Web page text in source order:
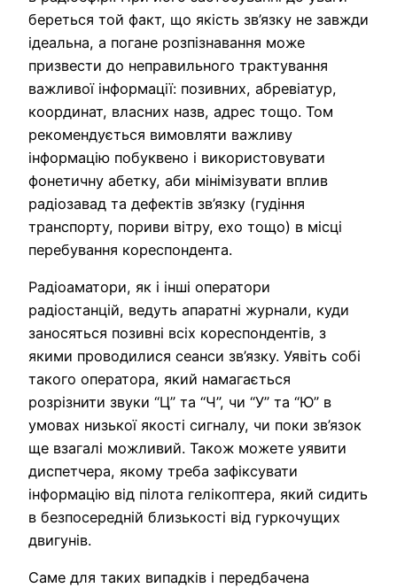
береться той факт, що якість зв’язку не завжди
ідеальна, а погане розпізнавання може
призвести до неправильного трактування
важливої інформації: позивних, абревіатур,
координат, власних назв, адрес тощо. Том
рекомендується вимовляти важливу
інформацію побуквено і використовувати
фонетичну абетку, аби мінімізувати вплив
радіозавад та дефектів зв’язку (гудіння
транспорту, пориви вітру, ехо тощо) в місці
перебування кореспондента.
Радіоаматори, як і інші оператори
радіостанцій, ведуть апаратні журнали, куди
заносяться позивні всіх кореспондентів, з
якими проводилися сеанси зв’язку. Уявіть собі
такого оператора, який намагається
розрізнити звуки “Ц” та “Ч”, чи “У” та “Ю” в
умовах низької якості сигналу, чи поки зв’язок
ще взагалі можливий. Також можете уявити
диспетчера, якому треба зафіксувати
інформацію від пілота гелікоптера, який сидить
в безпосередній близькості від гуркочущих
двигунів.
Саме для таких випадків і передбачена